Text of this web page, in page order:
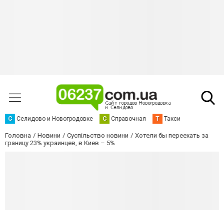
С Селидово и Новогродовке С Справочная Т Такси
Головна Новини Суспільство новини
Хотели бы переехать за
границу 23% украинцев, в Киев – 5%